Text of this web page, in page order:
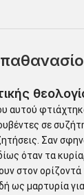
αυτού
σε
Σαν
όταν τα
στον
ως μαρτυρία